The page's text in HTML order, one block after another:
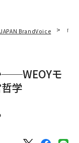
BrandVoice 「
──WEOYモ
学